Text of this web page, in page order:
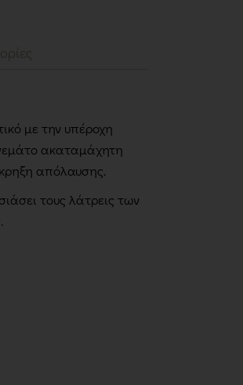
με την υπέροχη
ακαταμάχητη
απόλαυσης.
τους λάτρεις των